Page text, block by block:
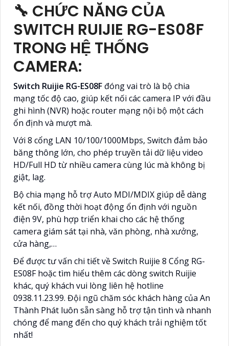
🔧 CHỨC NĂNG CỦA
SWITCH RUIJIE RG-ES08F
TRONG HỆ THỐNG
CAMERA:
Switch Ruijie RG-ES08F đóng vai trò là bộ chia
mạng tốc độ cao, giúp kết nối các camera IP với đầu
ghi hình (NVR) hoặc router mạng nội bộ một cách
ổn định và mượt mà.
Với 8 cổng LAN 10/100/1000Mbps, Switch đảm bảo
băng thông lớn, cho phép truyền tải dữ liệu video
HD/Full HD từ nhiều camera cùng lúc mà không bị
giật, lag.
Bộ chia mạng hỗ trợ Auto MDI/MDIX giúp dễ dàng
kết nối, đồng thời hoạt động ổn định với nguồn
điện 9V, phù hợp triển khai cho các hệ thống
camera giám sát tại nhà, văn phòng, nhà xưởng,
cửa hàng,…
Để được tư vấn chi tiết về Switch Ruijie 8 Cổng RG-
ES08F hoặc tìm hiểu thêm các dòng switch Ruijie
khác, quý khách vui lòng liên hệ hotline
0938.11.23.99. Đội ngũ chăm sóc khách hàng của An
Thành Phát luôn sẵn sàng hỗ trợ tận tình và nhanh
chóng để mang đến cho quý khách trải nghiệm tốt
nhất!